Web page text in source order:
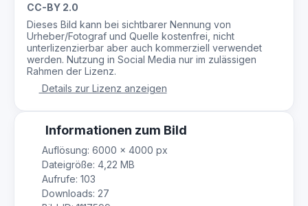
CC-BY 2.0
Dieses Bild kann bei sichtbarer Nennung von
Urheber/Fotograf und Quelle kostenfrei, nicht
unterlizenzierbar aber auch kommerziell verwendet
werden. Nutzung in Social Media nur im zulässigen
Rahmen der Lizenz.
Details zur Lizenz anzeigen
Informationen zum Bild
Auflösung: 6000 × 4000 px
Dateigröße: 4,22 MB
Aufrufe: 103
Downloads: 27